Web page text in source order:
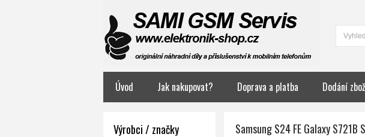
Úvod Jak nakupovat? Doprava a platba Dodání
Výrobci / značky Samsung S24 FE Galaxy